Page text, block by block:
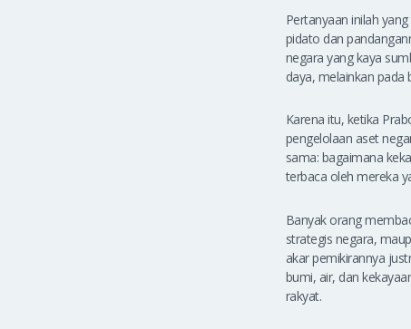
Pertanyaan inilah
pidato dan
negara yang kaya
daya, melainkan pada
Karena itu, ketika
pengelolaan aset
sama: bagaimana
terbaca oleh mereka
Banyak orang
strategis negara,
akar pemikirannya
bumi, air, dan
rakyat.